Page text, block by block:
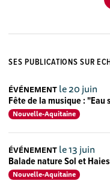
SES PUBLICATIONS SUR
ÉVÉNEMENT le 20 juin
Fête de la musique :
Nouvelle-Aquitaine
ÉVÉNEMENT le 13 juin
Balade nature Sol et Haies
Nouvelle-Aquitaine